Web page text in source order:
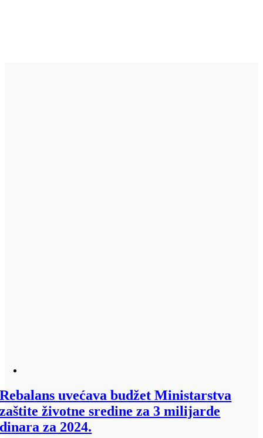
Rebalans uvećava budžet Ministarstva
zaštite životne sredine za 3 milijarde
dinara za 2024.